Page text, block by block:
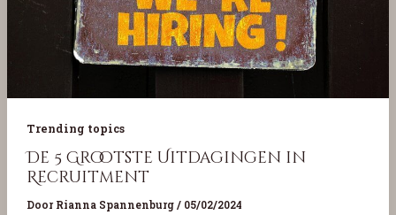
Trending topics
De 5 Grootste Uitdagingen in
Recruitment
Door Rianna Spannenburg / 05/02/2024